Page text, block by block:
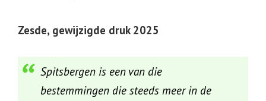
Zesde, gewijzigde druk 2025
Spitsbergen is een van die
bestemmingen die steeds meer in de